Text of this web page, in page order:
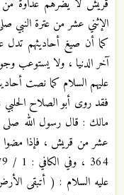
قريش لا يضرهم عداوة من
الإثني عشر من عترة النبي
كما أن صيغ أحاديثهم تدل
آخر الدنيا ، ولا يستوعب
عليهم السلام كما نصت
مالك : قال رسول الله صلى
عشر من قريش ، فإذا
عليه السلام : ( أتبقى